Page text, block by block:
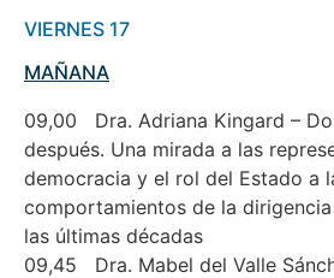
VIERNES 17
MAÑANA
09,00 Dra. Adriana Kingard –
después. Una mirada a las
democracia y el rol del Estado a
comportamientos de la
las últimas décadas
09,45 Dra. Mabel del Valle